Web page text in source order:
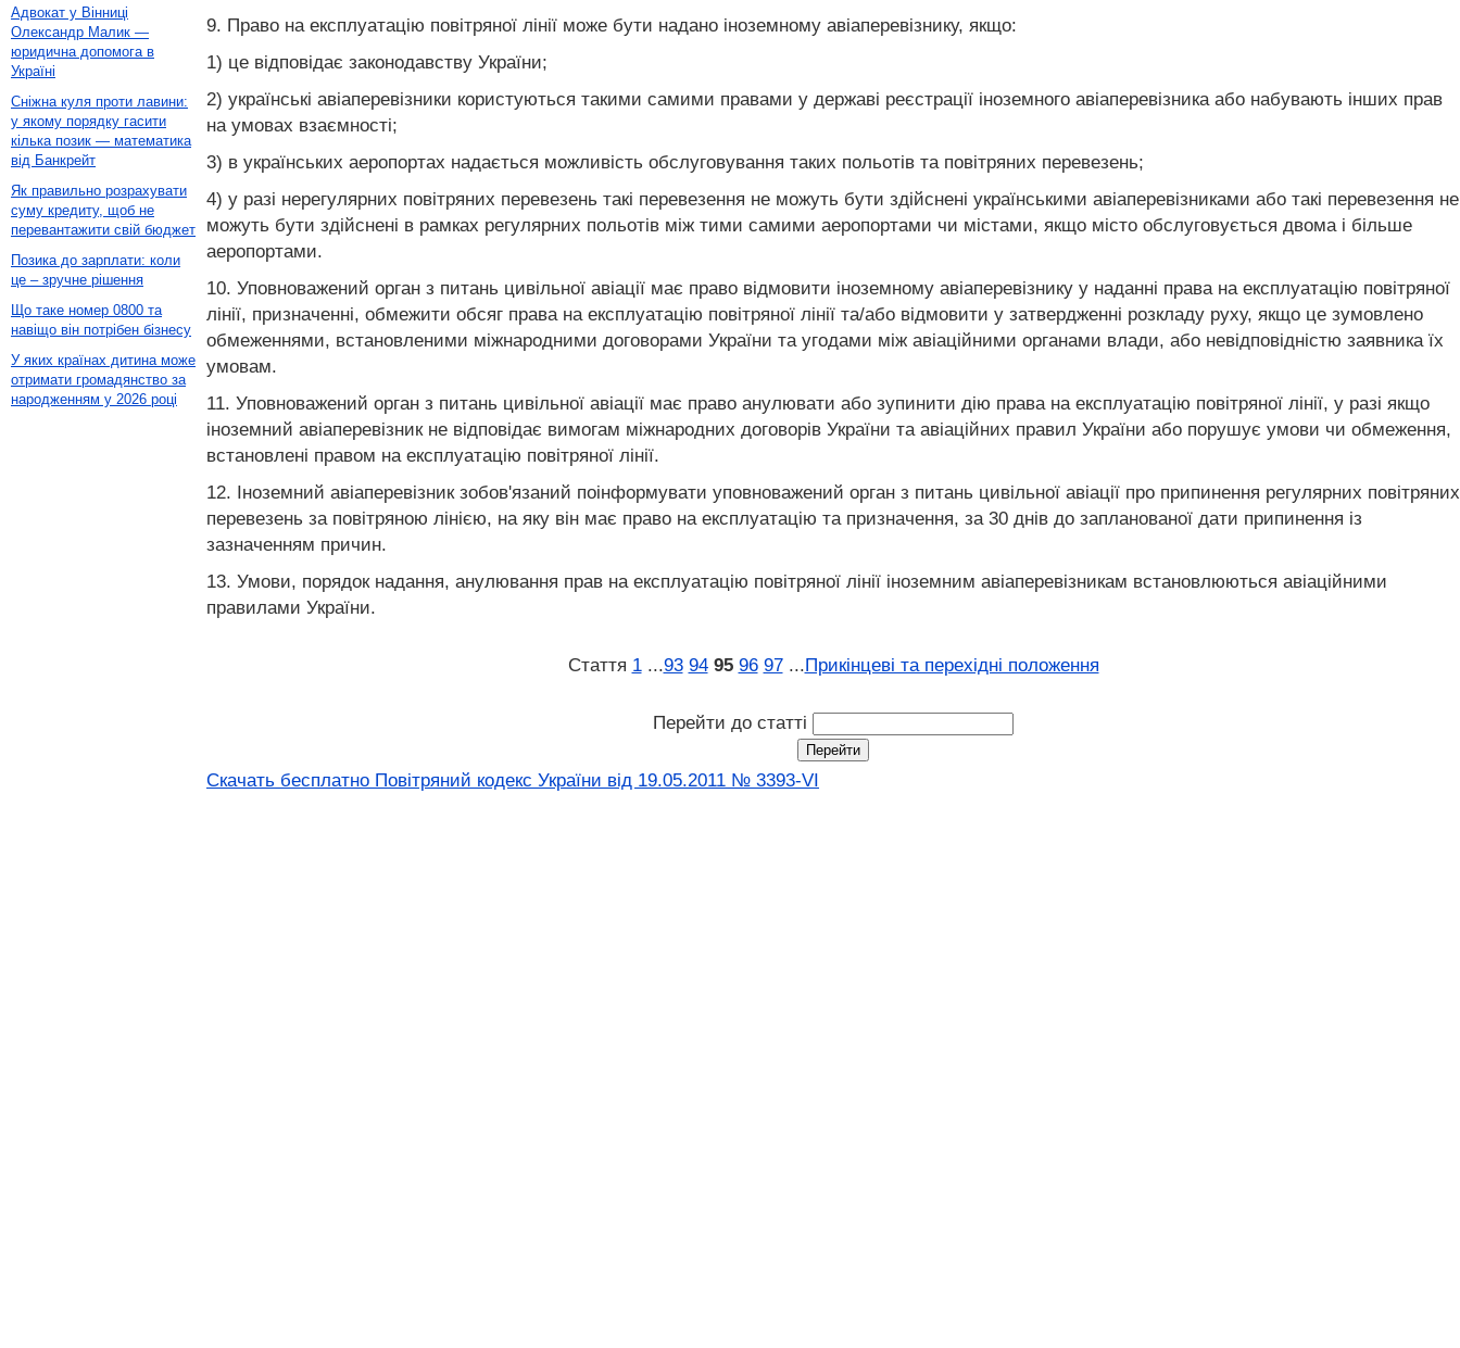
9. Право на експлуатацію повітряної лінії може бути надано іноземному авіаперевізнику, якщо:
1) це відповідає законодавству України;
2) українські авіаперевізники користуються такими самими правами у державі реєстрації іноземного авіаперевізника або набувають інших прав
на умовах взаємності;
3) в українських аеропортах надається можливість обслуговування таких польотів та повітряних перевезень;
4) у разі нерегулярних повітряних перевезень такі перевезення не можуть бути здійснені українськими авіаперевізниками або такі перевезення не
можуть бути здійснені в рамках регулярних польотів між тими самими аеропортами чи містами, якщо місто обслуговується двома і більше
аеропортами.
10. Уповноважений орган з питань цивільної авіації має право відмовити іноземному авіаперевізнику у наданні права на експлуатацію повітряної
лінії, призначенні, обмежити обсяг права на експлуатацію повітряної лінії та/або відмовити у затвердженні розкладу руху, якщо це зумовлено
обмеженнями, встановленими міжнародними договорами України та угодами між авіаційними органами влади, або невідповідністю заявника їх
умовам.
11. Уповноважений орган з питань цивільної авіації має право анулювати або зупинити дію права на експлуатацію повітряної лінії, у разі якщо
іноземний авіаперевізник не відповідає вимогам міжнародних договорів України та авіаційних правил України або порушує умови чи обмеження,
встановлені правом на експлуатацію повітряної лінії.
12. Іноземний авіаперевізник зобов'язаний поінформувати уповноважений орган з питань цивільної авіації про припинення регулярних повітряних
перевезень за повітряною лінією, на яку він має право на експлуатацію та призначення, за 30 днів до запланованої дати припинення із
зазначенням причин.
13. Умови, порядок надання, анулювання прав на експлуатацію повітряної лінії іноземним авіаперевізникам встановлюються авіаційними
правилами України.
Стаття 1 ...93 94 95 96 97 ...Прикінцеві та перехідні положення
Перейти до статті
Скачать бесплатно Повітряний кодекс України від 19.05.2011 № 3393-VI
Адвокат у Вінниці
Олександр Малик —
юридична допомога в
Україні
Сніжна куля проти лавини:
у якому порядку гасити
кілька позик — математика
від Банкрейт
Як правильно розрахувати
суму кредиту, щоб не
перевантажити свій бюджет
Позика до зарплати: коли
це – зручне рішення
Що таке номер 0800 та
навіщо він потрібен бізнесу
У яких країнах дитина може
отримати громадянство за
народженням у 2026 році